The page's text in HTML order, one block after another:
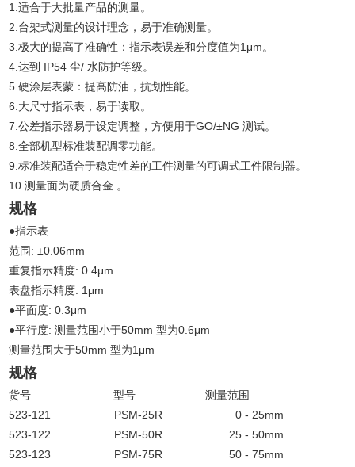
1.适合于大批量产品的测量。
2.台架式测量的设计理念，易于准确测量。
3.极大的提高了准确性：指示表误差和分度值为1μm。
4.达到 IP54 尘/ 水防护等级。
5.硬涂层表蒙：提高防油，抗划性能。
6.大尺寸指示表，易于读取。
7.公差指示器易于设定调整，方便用于GO/±NG 测试。
8.全部机型标准装配调零功能。
9.标准装配适合于稳定性差的工件测量的可调式工件限制器。
10.测量面为硬质合金 。
规格
●指示表
范围: ±0.06mm
重复指示精度: 0.4μm
表盘指示精度: 1μm
●平面度: 0.3μm
●平行度: 测量范围小于50mm 型为0.6μm
测量范围大于50mm 型为1μm
规格
货号 型号 测量范围
523-121 PSM-25R 0 - 25mm
523-122 PSM-50R 25 - 50mm
523-123 PSM-75R 50 - 75mm